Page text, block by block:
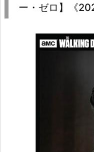
ー・ゼロ】《